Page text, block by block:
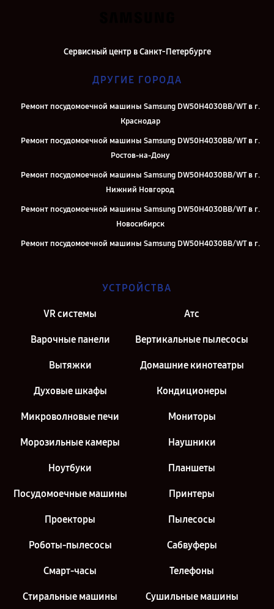
Сервисный центр в Санкт-Петербурге
ДРУГИЕ ГОРОДА
Ремонт посудомоечной машины Samsung DW50H4030BB/WT в г.
Краснодар
Ремонт посудомоечной машины Samsung DW50H4030BB/WT в г.
Ростов-на-Дону
Ремонт посудомоечной машины Samsung DW50H4030BB/WT в г.
Нижний Новгород
Ремонт посудомоечной машины Samsung DW50H4030BB/WT в г.
Новосибирск
Ремонт посудомоечной машины Samsung DW50H4030BB/WT в г.
Екатеринбург
Ремонт посудомоечной машины Samsung DW50H4030BB/WT в г.
Ремонт посудомоечной машины Samsung DW50H4030BB/WT в г.
Москва
УСТРОЙСТВА
VR системы Атс
Варочные панели Вертикальные пылесосы
Вытяжки Домашние кинотеатры
Духовые шкафы Кондиционеры
Микроволновые печи Мониторы
Морозильные камеры Наушники
Ноутбуки Планшеты
Посудомоечные машины Принтеры
Проекторы Пылесосы
Роботы-пылесосы Сабвуферы
Смарт-часы Телефоны
Стиральные машины Сушильные машины